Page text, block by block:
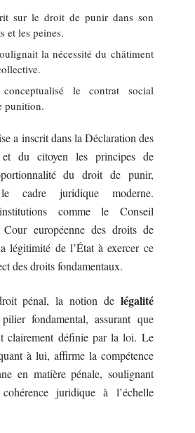
sur le droit de punir dans son
et les peines.
la nécessité du châtiment
le contrat social
punition.
a inscrit dans la Déclaration des
du citoyen les principes de
du droit de punir,
cadre juridique moderne.
comme le Conseil
européenne des droits de
légitimité de l’État à exercer ce
des droits fondamentaux.
pénal, la notion de légalité
fondamental, assurant que
clairement définie par la loi. Le
à lui, affirme la compétence
en matière pénale, soulignant
juridique à l’échelle